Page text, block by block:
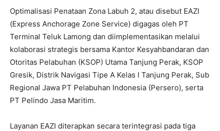
Optimalisasi Penataan Zona Labuh 2, atau disebut EAZI
(Express Anchorage Zone Service) digagas oleh PT
Terminal Teluk Lamong dan diimplementasikan melalui
kolaborasi strategis bersama Kantor Kesyahbandaran dan
Otoritas Pelabuhan (KSOP) Utama Tanjung Perak, KSOP
Gresik, Distrik Navigasi Tipe A Kelas I Tanjung Perak, Sub
Regional Jawa PT Pelabuhan Indonesia (Persero), serta
PT Pelindo Jasa Maritim.
Layanan EAZI diterapkan secara terintegrasi pada tiga